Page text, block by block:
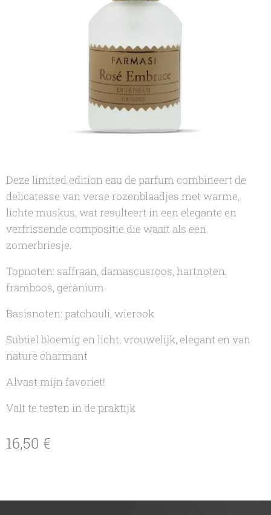
Deze limited edition eau de parfum combineert de
delicatesse van verse rozenblaadjes met warme,
lichte muskus, wat resulteert in een elegante en
verfrissende compositie die waait als een
zomerbriesje.
Topnoten: saffraan, damascusroos, hartnoten,
framboos, geranium
Basisnoten: patchouli, wierook
Subtiel bloemig en licht, vrouwelijk, elegant en van
nature charmant
Alvast mijn favoriet!
Valt te testen in de praktijk
16,50 €